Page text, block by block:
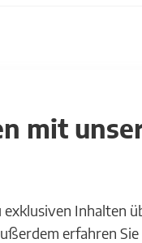
mit
Inhalten
erfahren